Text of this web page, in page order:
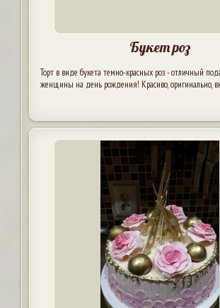
Букет роз
Торт в виде букета темно-красных роз - отличный
женщины на день рождения! Красиво, оригинально,